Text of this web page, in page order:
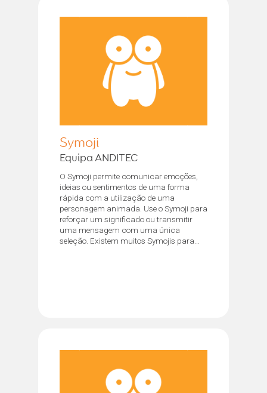
Symoji
Equipa ANDITEC
O Symoji permite comunicar emoções,
ideias ou sentimentos de uma forma
rápida com a utilização de uma
personagem animada. Use o Symoji para
reforçar um significado ou transmitir
uma mensagem com uma única
seleção. Existem muitos Symojis para...